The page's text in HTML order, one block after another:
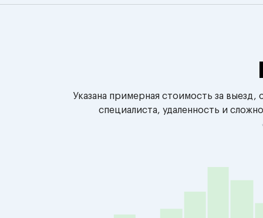
Указана примерная стоимость за
специалиста, удаленность и